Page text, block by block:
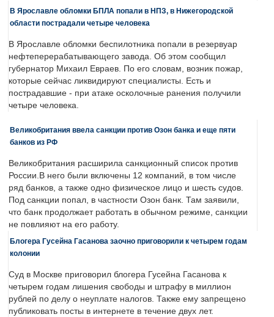
В Ярославле обломки БПЛА попали в НПЗ, в Нижегородской
области пострадали четыре человека
В Ярославле обломки беспилотника попали в резервуар
нефтеперерабатывающего завода. Об этом сообщил
губернатор Михаил Евраев. По его словам, возник пожар,
которые сейчас ликвидируют специалисты. Есть и
пострадавшие - при атаке осколочные ранения получили
четыре человека.
Великобритания ввела санкции против Озон банка и еще пяти
банков из РФ
Великобритания расширила санкционный список против
России.В него были включены 12 компаний, в том числе
ряд банков, а также одно физическое лицо и шесть судов.
Под санкции попал, в частности Озон банк. Там заявили,
что банк продолжает работать в обычном режиме, санкции
не повлияют на его работу.
Блогера Гусейна Гасанова заочно приговорили к четырем годам
колонии
Суд в Москве приговорил блогера Гусейна Гасанова к
четырем годам лишения свободы и штрафу в миллион
рублей по делу о неуплате налогов. Также ему запрещено
публиковать посты в интернете в течение двух лет.